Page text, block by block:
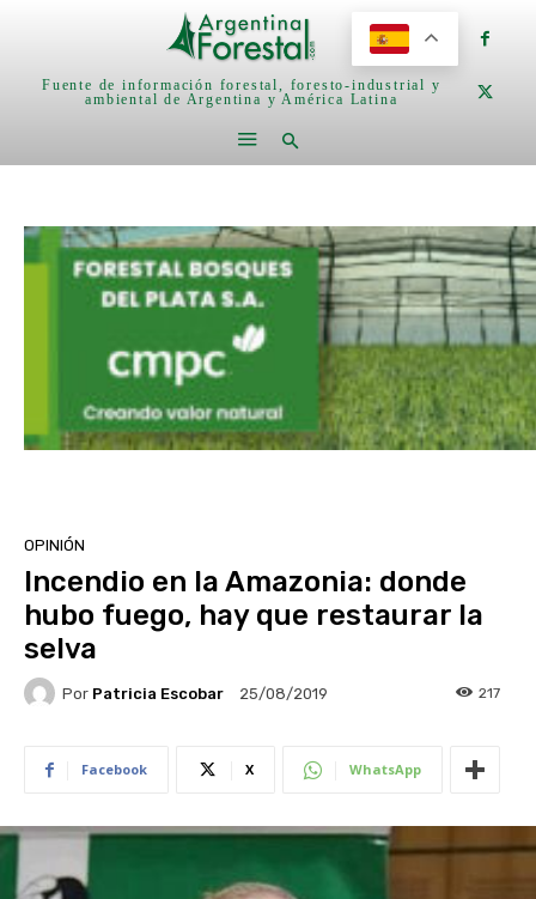
Fuente de información forestal, foresto-industrial y
ambiental de Argentina y América Latina
OPINIÓN
Incendio en la Amazonia: donde
hubo fuego, hay que restaurar la
selva
Por Patricia Escobar 25/08/2019 217
Facebook X WhatsApp